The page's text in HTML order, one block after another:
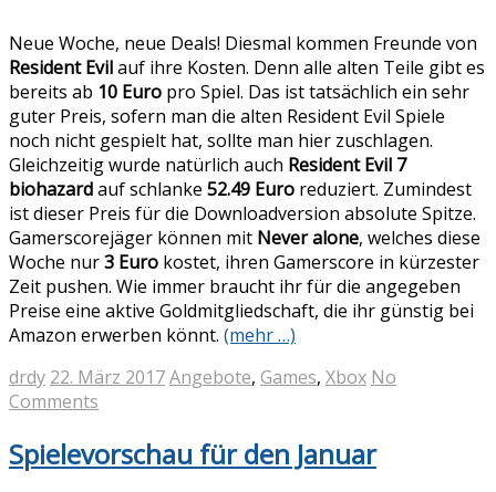
Neue Woche, neue Deals! Diesmal kommen Freunde von
Resident Evilauf ihre Kosten. Denn alle alten Teile gibt es
bereits ab 10 Euro pro Spiel. Das ist tatsächlich ein sehr
guter Preis, sofern man die alten Resident Evil Spiele
noch nicht gespielt hat, sollte man hier zuschlagen.
Gleichzeitig wurde natürlich auch Resident Evil 7
biohazardauf schlanke 52.49 Euro reduziert. Zumindest
ist dieser Preis für die Downloadversion absolute Spitze.
Gamerscorejäger können mit Never alone, welches diese
Woche nur3 Euro kostet, ihren Gamerscore in kürzester
Zeit pushen. Wie immer braucht ihr für die angegeben
Preise eine aktive Goldmitgliedschaft, die ihr günstig bei
Amazon erwerben könnt. (mehr …)
drdy 22. März 2017Angebote, Games, Xbox No
Comments
Spielevorschau für den Januar